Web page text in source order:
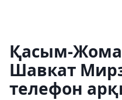
Қасым-
Шавкат
телефон